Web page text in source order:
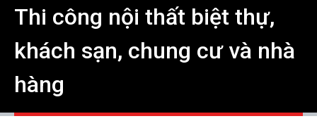
Thi công nội thất biệt thự,
khách sạn, chung cư và nhà
hàng